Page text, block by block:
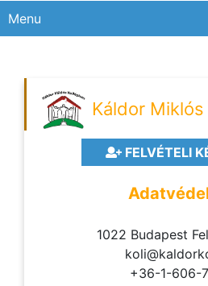
Menu
Káldor
FELVÉTELI
1022 Budapest
+36-1-606-